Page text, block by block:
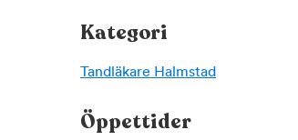
Kategori
Tandläkare Halmstad
Öppettider